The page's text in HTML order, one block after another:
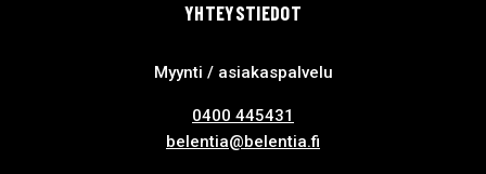
YHTEYSTIEDOT
Myynti / asiakaspalvelu
0400 445431
belentia@belentia.fi